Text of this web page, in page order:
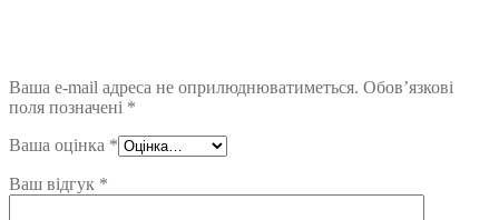
Ваша e-mail адреса не оприлюднюватиметься. Обов’язкові
поля позначені *
Ваша оцінка *
Ваш відгук *